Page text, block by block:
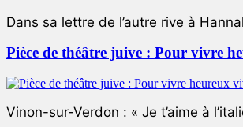
Dans sa lettre de l’autre rive à
Pièce de théâtre juive : Pour vivre
Vinon-sur-Verdon : « Je t’aime à